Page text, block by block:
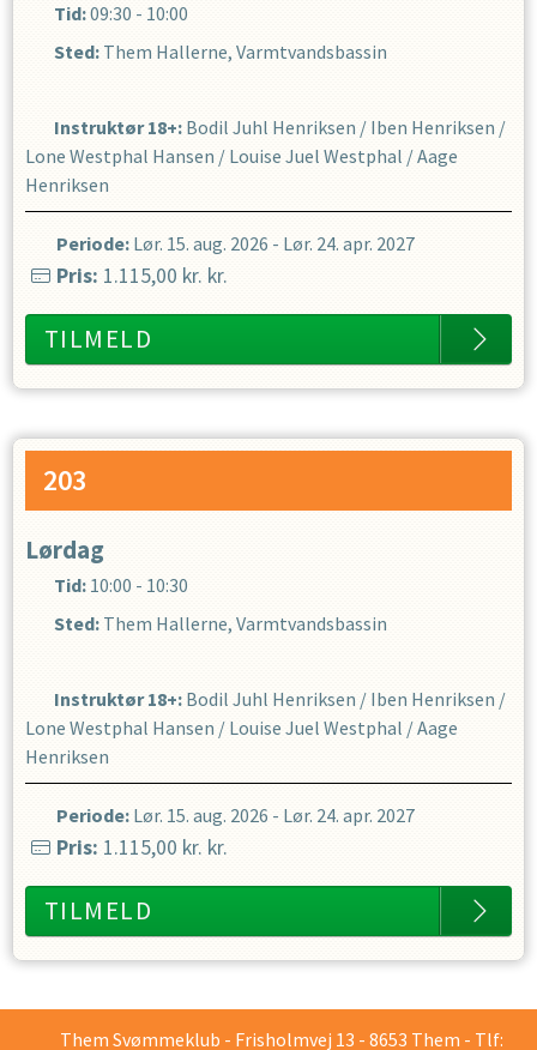
Tid:09:30 - 10:00
Sted: Them Hallerne, Varmtvandsbassin
Instruktør 18+: Bodil Juhl Henriksen / Iben Henriksen /
Lone Westphal Hansen / Louise Juel Westphal /Aage
Henriksen
Periode: Lør. 15. aug. 2026 - Lør. 24. apr. 2027
Pris: 1.115,00 kr. kr.
TILMELD
203
Lørdag
Tid: 10:00 - 10:30
Sted: Them Hallerne, Varmtvandsbassin
Instruktør 18+: Bodil Juhl Henriksen / Iben Henriksen /
Lone Westphal Hansen / Louise Juel Westphal /Aage
Henriksen
Periode: Lør. 15. aug. 2026 - Lør. 24. apr. 2027
Pris: 1.115,00 kr. kr.
TILMELD
Them Svømmeklub - Frisholmvej 13 - 8653 Them - Tlf: